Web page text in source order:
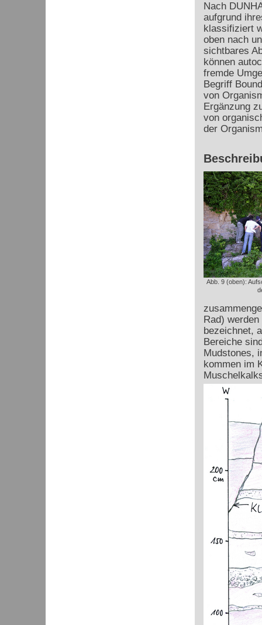
Nach
aufgrund
klassifiziert
oben nach
sichtbares
können
fremde
Begriff
von
Ergänzung
von
der
Abb. 9 (oben):
Rad)
bezeichnet,
Bereiche
Mudstones,
kommen im